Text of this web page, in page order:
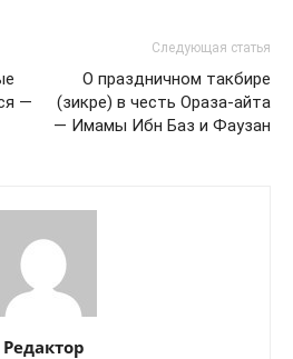
—
Следующая статья
О праздничном такбире
(зикре) в честь Ораза-айта
— Имамы Ибн Баз и Фаузан
Редактор